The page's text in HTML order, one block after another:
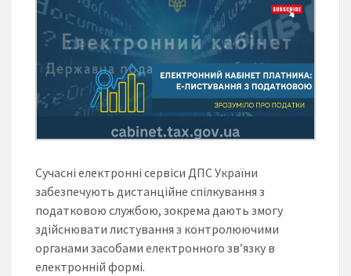
Сучасні електронні сервіси ДПС України
забезпечують дистанційне спілкування з
податковою службою, зокрема дають змогу
здійснювати листування з контролюючими
органами засобами електронного зв’язку в
електронній формі.